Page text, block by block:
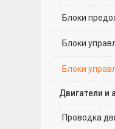
Блоки
Блоки
Блоки
Двигатели и
Проводка